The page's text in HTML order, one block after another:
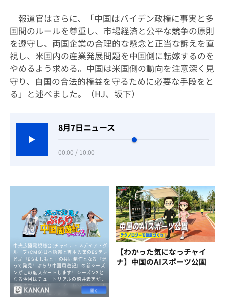
報道官はさらに、「中国はバイデン政権に事実と多
国間のルールを尊重し、市場経済と公平な競争の原則
を遵守し、両国企業の合理的な懸念と正当な訴えを直
視し、米国内の産業発展問題を中国側に転嫁するのを
やめるよう求める。 中国は米国側の動向を注意深く見
守り、自国の合法的権益を守るために必要な手段をと
る」と述べました。（HJ、坂下）
8月7日ニュース
00:00 / 10:00
【わかった気になっチャイ
ナ】中国のAIスポーツ公園